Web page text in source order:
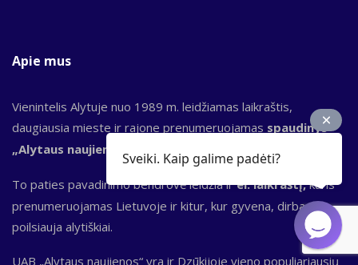
Apie mus
Vienintelis Alytuje nuo 1989 m. leidžiamas laikraštis,
daugiausia mieste ir rajone prenumeruojamas spaudinys
„Alytaus naujienos“.
To paties pavadinimo bendrovė leidžia irel. laikraštį,kuris
prenumeruojamas Lietuvoje ir kitur, kur gyvena, dirba,
poilsiauja alytiškiai.
UAB „Alytaus naujienos“ yra ir Dzūkijoje vieno populiariausių
Sveiki. Kaip galime padėti?